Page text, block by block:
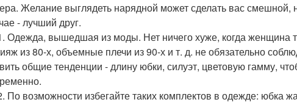
Желание выглядеть нарядной может сделать вас смешной,
- лучший друг.
Одежда, вышедшая из моды. Нет ничего хуже, когда женщина
из 80-х, объемные плечи из 90-х и т. д. не обязательно
общие тенденции - длину юбки, силуэт, цветовую гамму,
По возможности избегайте таких комплектов в одежде: юбка